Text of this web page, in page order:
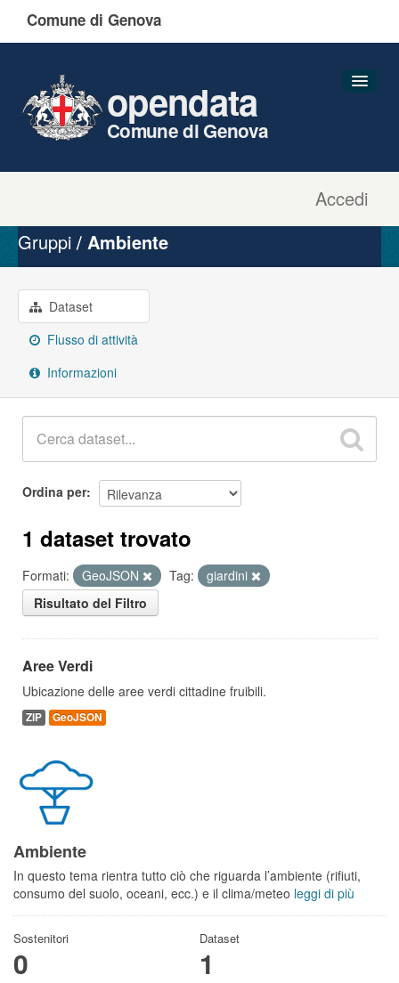
Comune di Genova
Accedi
opendata
Comune di Genova
Organizzazioni
Gruppi
Informazioni
Gruppi Ambiente
Dataset
Flusso di attività
Informazioni
Ordina per
1 dataset trovato
Formati: GeoJSON Tag:
giardini
Risultato del Filtro
Aree Verdi
Ubicazione delle aree verdi cittadine fruibili.
ZIP GeoJSON
Ambiente
In questo tema rientra tutto ciò che riguarda l’ambiente (rifiuti,
consumo del suolo, oceani, ecc.) e il clima/meteo leggi di più
Sostenitori
0
Dataset
1